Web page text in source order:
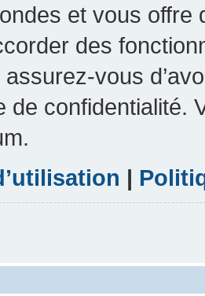
et vous offre
des
vous
de confidentialité.
|